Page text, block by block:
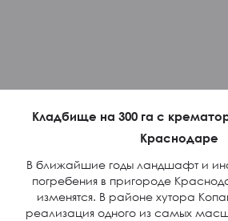
Кладбище на 300 га с
Краснодаре
В ближайшие годы ландшафт и
погребения в пригороде
изменятся. В районе хутора
реализация одного из самых